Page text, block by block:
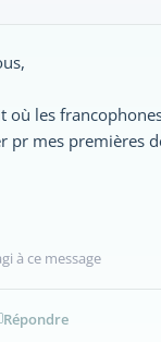
où les
pr mes premières
à ce message
Répondre